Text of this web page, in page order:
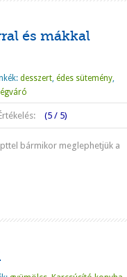
és mákkal
desszert, édes sütemény,
(5 / 5)
bármikor meglephetjük a